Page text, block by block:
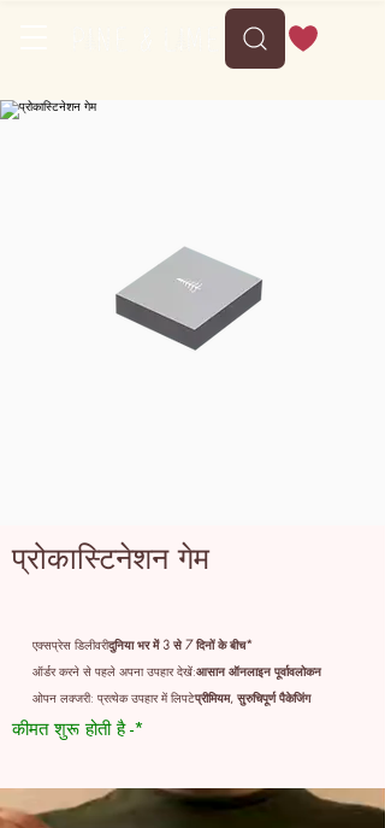
प्रोकास्टिनेशन गेम
एक्सप्रेस डिलीवरीदुनिया भर में 3 से 7 दिनों के बीच*
ऑर्डर करने से पहले अपना उपहार देखें:आसान ऑनलाइन पूर्वावलोकन
ओपन लक्जरी: प्रत्येक उपहार में लिपटेप्रीमियम, सुरुचिपूर्ण पैकेजिंग
कीमत शुरू होती है -*